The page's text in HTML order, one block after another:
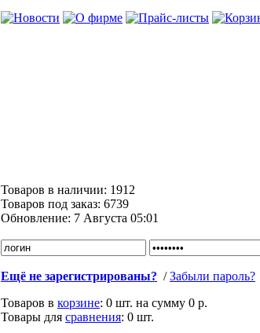
Товаров в наличии: 1912
Товаров под заказ: 6739
Обновление: 7 Августа 05:01
Ещё не зарегистрированы? /Забыли пароль?
Товаров в корзине: 0 шт. на сумму 0 р.
Товары для сравнения: 0 шт.